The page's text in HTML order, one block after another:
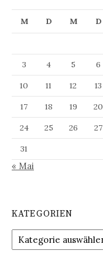
M D M D
3
4 5 6
10
11 12 13
17
18 19 20
24
25 26 27
31
« Mai
KATEGORIEN
Kategorien